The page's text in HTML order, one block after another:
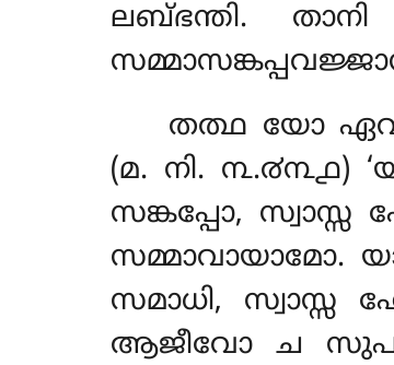
ലബ്ഭന്തി.
തത്ഥ യോ
(മ. നി. ൩.൪൩൧)
സങ്കപ്പോ,
സമ്മാവായാമോ.
സമാധി, സ്വാസ്സ
ആജീവോ ച